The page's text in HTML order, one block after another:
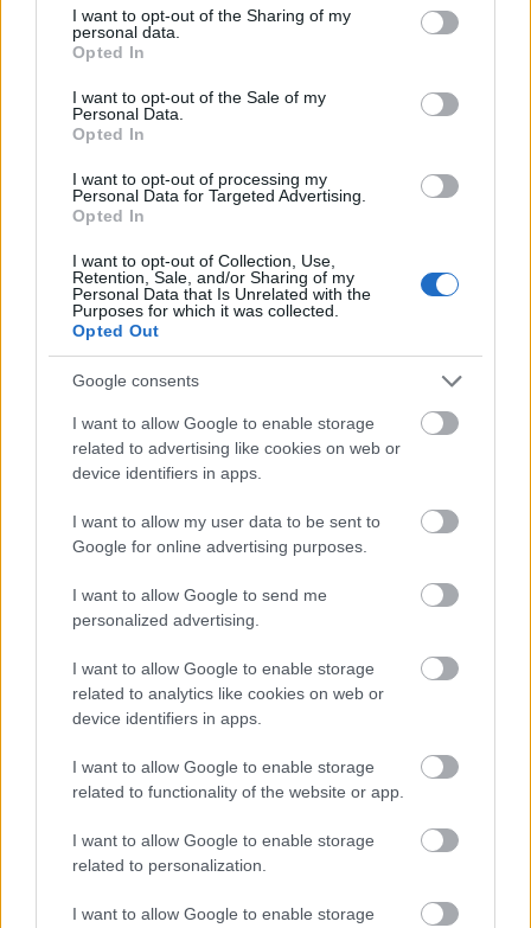
not limited to your visit or usage behaviour. You may click to
grant or deny consent to Google and its third-party tags to
use your data for below specified purposes in below Google
consent section.
I want to opt-out of the Sharing of my
personal data.
Opted In
I want to opt-out of the Sale of my
Personal Data.
Opted In
I want to opt-out of processing my
Personal Data for Targeted Advertising.
Opted In
I want to opt-out of Collection, Use,
Retention, Sale, and/or Sharing of my
Personal Data that Is Unrelated with the
Purposes for which it was collected.
Opted Out
Google consents
I want to allow Google to enable storage
related to advertising like cookies on web or
device identifiers in apps.
I want to allow my user data to be sent to
Google for online advertising purposes.
I want to allow Google to send me
personalized advertising.
I want to allow Google to enable storage
related to analytics like cookies on web or
device identifiers in apps.
I want to allow Google to enable storage
related to functionality of the website or app.
I want to allow Google to enable storage
related to personalization.
I want to allow Google to enable storage
σάκχαρο – Τι δείχνουν οι μελέτες
«Ας αναπαυτεί εν ειρήνη», Ρεάλ, Μπαρτσελόνα
και Ομοσπονδία Αργεντινής για τον χαμό του
πατέρα του Μέσι
διασώστρια Δήμητρα Παναγιωτοπούλου για τις
εμπειρίες και το απαιτητικό της επάγγελμα
«Λένε προδότες και πληρωμένους όσους
αποχωρούν», διαζύγιο με αιχμές στο κόμμα
Καρυστιανού
Η Ελλάδα θα διεκδικήσει την 9η θέση στο
Παγκόσμιο πρωτάθλημα Παίδων
Τεσσάρων χρονών παιδί βρέθηκε νεκρό σε
πισίνα στην Πάρο, ανείπωτη τραγωδία
Μπαράζ συλλήψεων για ναρκωτικά σε Κέρκυρα
και Λευκάδα
Στον Αστακό ολοκληρώνεται το Ράλι Ιονίου
ΓΙΝΕ ΣΥΝΔΡΟΜΗΤΗΣ